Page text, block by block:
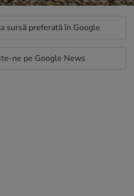
sursă preferată în Google
ne pe Google News